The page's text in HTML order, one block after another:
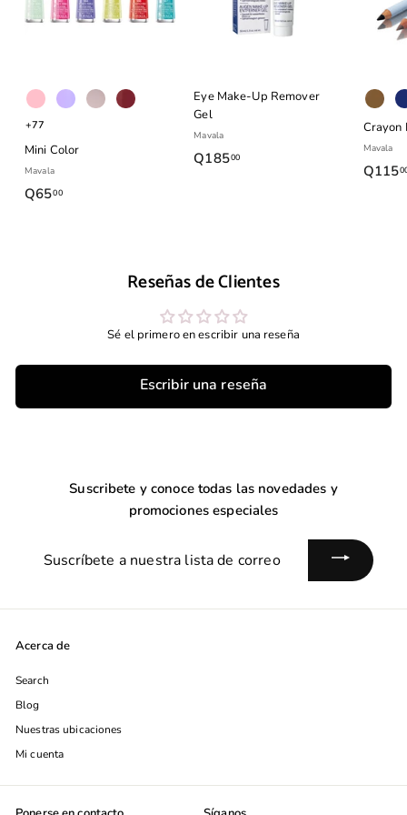
+77
Mini Color
Mavala
Q6500Q
Eye Make-Up Remover
Gel
Mavala
Q18500
0
Crayon
Mavala
Q115
Reseñas de Clientes
Sé el primero en escribir una reseña
Escribir una reseña
Suscribete y conoce todas las novedades y
promociones especiales
Suscríbete
lista
correo
Acerca de
Search
Blog
Nuestras ubicaciones
Mi cuenta